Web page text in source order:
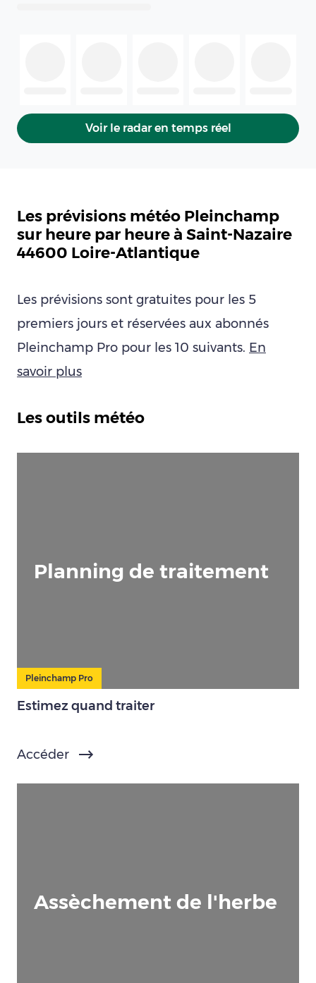
Voir le radar en temps réel
Les prévisions météo Pleinchamp
sur heure par heure à Saint-Nazaire
44600 Loire-Atlantique
Les prévisions sont gratuites pour les 5
premiers jours et réservées aux abonnés
Pleinchamp Pro pour les 10 suivants. En
savoir plus
Les outils météo
Planning de traitement
Pleinchamp Pro
Estimez quand traiter
Accéder
Assèchement de l'herbe